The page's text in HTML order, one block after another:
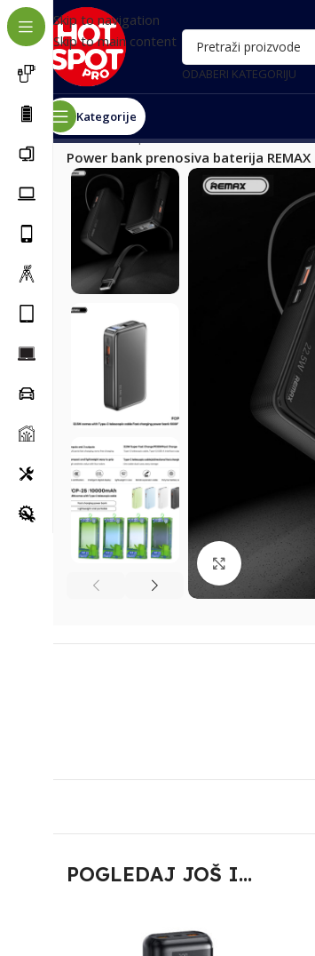
Skip to navigation
Skip to main content
ODABERI KATEGORIJU
Kategorije
Почетна/Oprema za telefone/Power
Power bank prenosiva baterija
Klikni za
POGLEDAJ JOŠ I...